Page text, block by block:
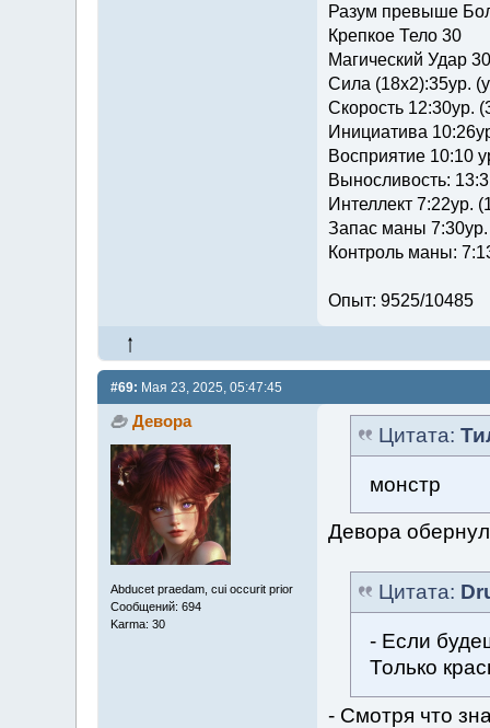
Разум превыше
Крепкое Тело 30
Магический Удар 30
Сила (18х2):35ур.
Скорость 12:30ур.
Инициатива
Восприятие 10:10
Выносливость:
Интеллект 7:22ур.
Запас маны
Контроль маны:
Опыт: 9525/10485
#69: Мая 23, 2025, 05:47:45
Девора
Abducet praedam, cui occurit prior
Сообщений: 694
Karma: 30
Цитата:
монстр
Девора
Цитата:
- Если
Только
- Смотря что